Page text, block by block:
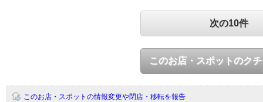
次の10件
このお店・スポットのク
このお店・スポットの情報変更や閉店・移転を報告